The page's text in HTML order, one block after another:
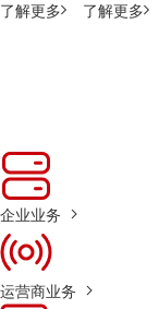
了解更多
了解更多
企业业务
运营商业务